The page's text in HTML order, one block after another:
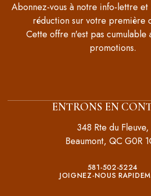
Abonnez-vous à notre info-lettre
réduction sur votre première
Cette offre n'est pas cumulable
promotions.
ENTRONS EN
348 Rte du Fleuve,
Beaumont, QC G0R
581-502-5224
JOIGNEZ-NOUS